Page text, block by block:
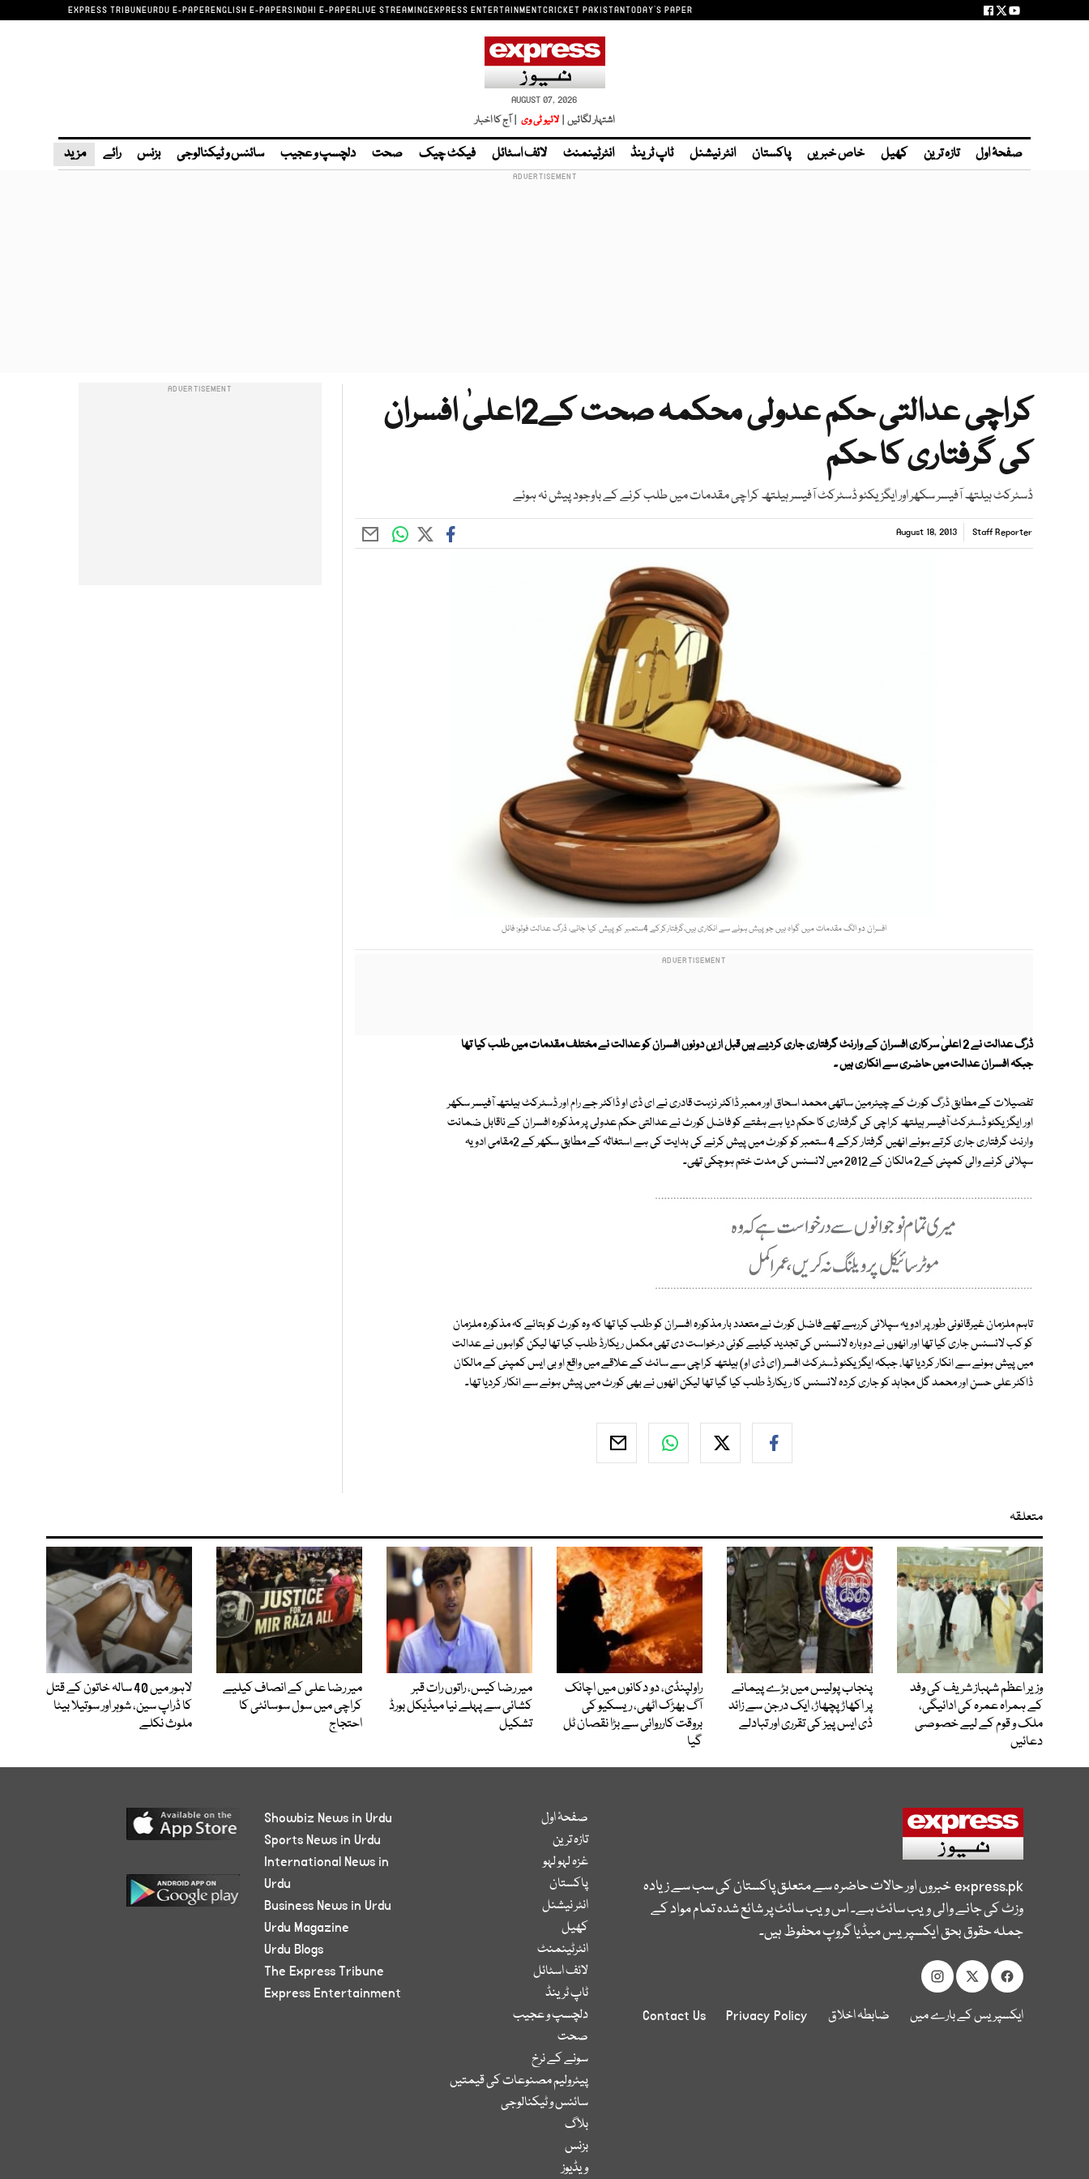
EXPRESS TRIBUNEURDU E-PAPERENGLISH E-PAPERSINDHI E-PAPERLIVE STREAMINGEXPRESS ENTERTAINMENTCRICKET PAKISTANTODAY'S PAPER
AUGUST 07, 2026
اشتہار لگائیں | لائیو ٹی وی | آج کا اخبار
صفحۂ اول تازہ ترین کھیل خاص خبریں پاکستان انٹر نیشنل ٹاپ ٹرینڈ انٹرٹینمنٹ لائف اسٹائل فیکٹ چیک صحت دلچسپ و عجیب سائنس و ٹیکنالوجی بزنس رائے مزید
کراچی عدالتی حکم عدولی محکمہ صحت کے2اعلیٰ افسران
کی گرفتاری کا حکم
ڈسٹرکٹ ہیلتھ آفیسر سکھر اور ایگزیکٹو ڈسٹرکٹ آفیسر ہیلتھ کراچی مقدمات میں طلب کرنے کے باوجود پیش نہ ہوئے
Staff Reporter
August 18, 2013
افسران دو الگ مقدمات میں گواہ ہیں جو پیش ہونے سے انکاری ہیں،گرفتارکرکے 4ستمبر کو پیش کیا جائے، ڈرگ عدالت فوٹو: فائل
ڈرگ عدالت نے 2 اعلیٰ سرکاری افسران کے وارنٹ گرفتاری جاری کردیے ہیں قبل ازیں دونوں افسران کو عدالت نے مختلف مقدمات میں طلب کیا تھا
جبکہ افسران عدالت میں حاضری سے انکاری ہیں ۔
تفصیلات کے مطابق ڈرگ کورٹ کے چیئرمین ساتھی محمد اسحاق اور ممبر ڈاکٹر نزہت قادری نے ای ڈی او ڈاکٹر جے رام اور ڈسٹرکٹ ہیلتھ آفیسر سکھر
اور ایگزیکٹو ڈسٹرکٹ آفیسر ہیلتھ کراچی کی گرفتاری کا حکم دیا ہے ہفتے کو فاضل کورٹ نے عدالتی حکم عدولی پر مذکورہ افسران کے ناقابل ضمانت
وارنٹ گرفتاری جاری کرتے ہوئے انھیں گرفتار کرکے 4 ستمبر کو کورٹ میں پیش کرنے کی ہدایت کی ہے استغاثہ کے مطابق سکھر کے 2مقامی ادویہ
سپلائی کرنے والی کمپنی کے2 مالکان کے 2012 میں لائسنس کی مدت ختم ہوچکی تھی۔
تاہم ملزمان غیرقانونی طور پر ادویہ سپلائی کررہے تھے فاضل کورٹ نے متعدد بار مذکورہ افسران کو طلب کیا تھا کہ وہ کورٹ کو بتائے کہ مذکورہ ملزمان
کو کب لائسنس جاری کیا تھا اور انھوں نے دوبارہ لائسنس کی تجدید کیلیے کوئی درخواست دی تھی مکمل ریکارڈ طلب کیا تھا لیکن گواہوں نے عدالت
میں پیش ہونے سے انکار کردیا تھا، جبکہ ایگزیکٹو ڈسٹرکٹ افسر (ای ڈی او) ہیلتھ کراچی سے سائٹ کے علاقے میں واقع او بی ایس کمپنی کے مالکان
ڈاکٹر علی حسن اور محمد گل مجاہد کو جاری کردہ لائسنس کا ریکارڈ طلب کیا گیا تھا لیکن انھوں نے بھی کورٹ میں پیش ہونے سے انکار کردیا تھا۔
متعلقہ
وزیر اعظم شہباز شریف کی وفد
کے ہمراہ عمرہ کی ادائیگی،
ملک و قوم کے لیے خصوصی
دعائیں
پنجاب پولیس میں بڑے پیمانے
پر اکھاڑ پچھاڑ، ایک درجن سے زائد
ڈی ایس پیز کی تقرری اور تبادلے
راولپنڈی، دو دکانوں میں اچانک
آگ بھڑک اٹھی، ریسکیو کی
بروقت کارروائی سے بڑا نقصان ٹل
گیا
میر رضا کیس، راتوں رات قبر
کشائی سے پہلے نیا میڈیکل بورڈ
تشکیل
میر رضا علی کے انصاف کیلیے
کراچی میں سول سوسائٹی کا
احتجاج
لاہور میں 40 سالہ خاتون کے قتل
کا ڈراپ سین، شوہر اور سوتیلا بیٹا
ملوث نکلے
express.pkخبروں اور حالات حاضرہ سے متعلق پاکستان کی سب سے زیادہ
وزٹ کی جانے والی ویب سائٹ ہے۔ اس ویب سائٹ پر شائع شدہ تمام مواد کے
جملہ حقوق بحق ایکسپریس میڈیا گروپ محفوظ ہیں۔
ایکسپریس کے بارے میں ضابطہ اخلاق Privacy Policy
Contact Us
صفحۂ اول
تازہ ترین
غزہ لہو لہو
پاکستان
انٹر نیشنل
کھیل
انٹرٹینمنٹ
لائف اسٹائل
ٹاپ ٹرینڈ
دلچسپ و عجیب
صحت
سونے کے نرخ
پیٹرولیم مصنوعات کی قیمتیں
سائنس و ٹیکنالوجی
بلاگ
بزنس
ویڈیوز
Showbiz News in Urdu
Sports News in Urdu
International News in
Urdu
Business News in Urdu
Urdu Magazine
Urdu Blogs
The Express Tribune
Express Entertainment